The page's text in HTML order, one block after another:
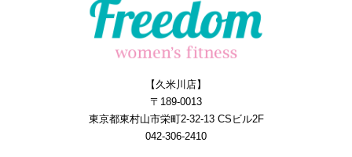
【久米川店】
〒189-0013
東京都東村山市栄町2-32-13 CSビル2F
042-306-2410